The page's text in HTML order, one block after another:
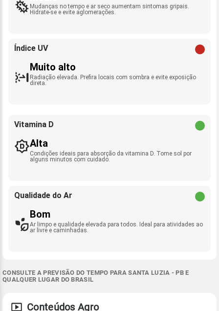
Mudanças no tempo e ar seco aumentam sintomas gripais.
Hidrate-se e evite aglomerações.
Índice UV
Muito alto
Radiação elevada. Prefira locais com sombra e evite exposição
direta.
Vitamina D
Alta
Condições ideais para absorção da vitamina D. Tome sol por
alguns minutos com cuidado.
Qualidade do Ar
Bom
Ar limpo e qualidade elevada para todos. Ideal para atividades ao
ar livre e caminhadas.
CONSULTE A PREVISÃO DO TEMPO PARA SANTA LUZIA - PB E
QUALQUER LUGAR DO BRASIL
Conteúdos Agro